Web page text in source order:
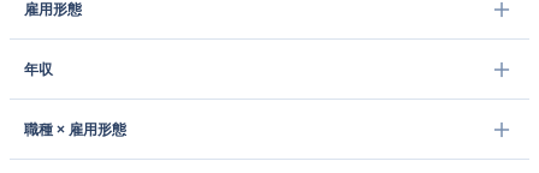
雇用形態
年収
職種 × 雇用形態